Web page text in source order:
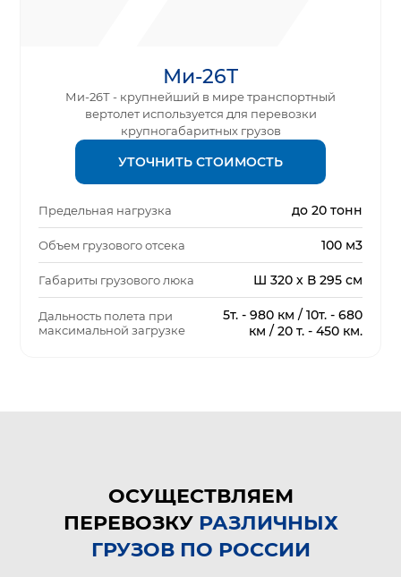
Ми-26Т
Ми-26Т - крупнейший в мире транспортный
вертолет используется для перевозки
крупногабаритных грузов
УТОЧНИТЬ СТОИМОСТЬ
Предельная нагрузка до 20 тонн
Объем грузового отсека 100 м3
Габариты грузового люка Ш 320 х В 295 см
Дальность полета при
максимальной загрузке
5т. - 980 км / 10т. - 680
км / 20 т. - 450 км.
ОСУЩЕСТВЛЯЕМ
ПЕРЕВОЗКУРАЗЛИЧНЫХ
ГРУЗОВ ПО РОССИИ